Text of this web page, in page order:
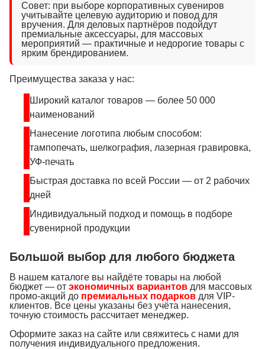
Совет: при выборе корпоративных сувениров
учитывайте целевую аудиторию и повод для
вручения. Для деловых партнёров подойдут
премиальные аксессуары, для массовых
мероприятий — практичные и недорогие товары с
ярким брендированием.
Преимущества заказа у нас:
Широкий каталог товаров — более 50 000
наименований
Нанесение логотипа любым способом:
тампопечать, шелкография, лазерная гравировка,
УФ-печать
Быстрая доставка по всей России — от 2 рабочих
дней
Индивидуальный подход и помощь в подборе
сувенирной продукции
Большой выбор для любого бюджета
В нашем каталоге вы найдёте товары на любой
бюджет — от экономичных вариантов для массовых
промо-акций до премиальных подарков для VIP-
клиентов. Все цены указаны без учёта нанесения,
точную стоимость рассчитает менеджер.
Оформите заказ на сайте или свяжитесь с нами для
получения индивидуального предложения.